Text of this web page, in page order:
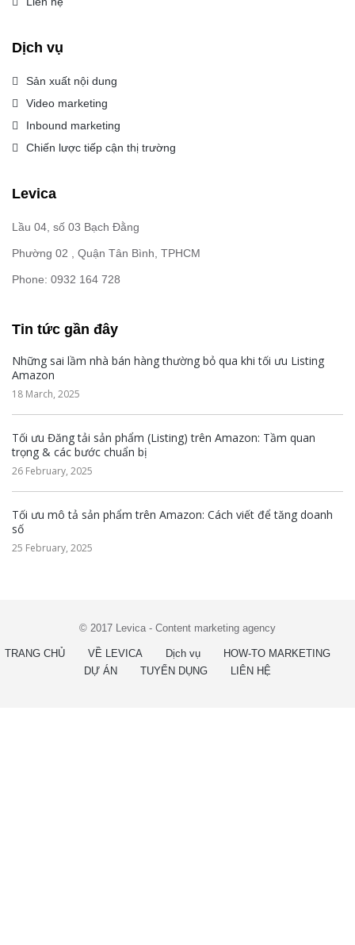
Dịch vụ
Sản xuất nội dung
Video marketing
Inbound marketing
Chiến lược tiếp cận thị trường
Levica
Lầu 04, số 03 Bạch Đằng
Phường 02 , Quận Tân Bình, TPHCM
Phone: 0932 164 728
Tin tức gần đây
Những sai lầm nhà bán hàng thường bỏ qua khi tối ưu Listing
Amazon
18 March, 2025
Tối ưu Đăng tải sản phẩm (Listing) trên Amazon: Tầm quan
trọng & các bước chuẩn bị
26 February, 2025
Tối ưu mô tả sản phẩm trên Amazon: Cách viết để tăng doanh
số
25 February, 2025
© 2017 Levica - Content marketing agency
TRANG CHỦ VỀ LEVICA Dịch vụ
HOW-TO MARKETING
DỰ ÁN
TUYỂN DỤNG LIÊN HỆ